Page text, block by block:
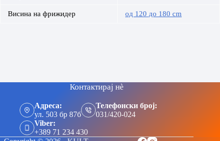
Висина на фрижидер од 120 до 180 cm
Контактирај нè
Адреса:
ул. 503 бр 87б
Телефонски број:
031/420-024
Viber:
+389 71 234 430